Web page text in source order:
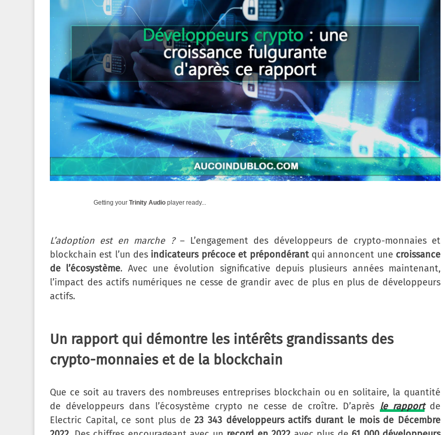
Getting your Trinity Audio player ready...
L’adoption est en marche ?– L’engagement des développeurs de crypto-monnaies et
blockchain est l’un des indicateurs précoce et prépondérantqui annoncent une croissance
de l’écosystème. Avec une évolution significative depuis plusieurs années maintenant,
l’impact des actifs numériques ne cesse de grandir avec de plus en plus de développeurs
actifs.
Un rapport qui démontre les intérêts grandissants des
crypto-monnaies et de la blockchain
Que ce soit au travers des nombreuses entreprises blockchain ou en solitaire, la quantité
de développeurs dans l’écosystème crypto ne cesse de croître. D’après le rapportde
Electric Capital, ce sont plus de23 343 développeurs actifs durant le mois de Décembre